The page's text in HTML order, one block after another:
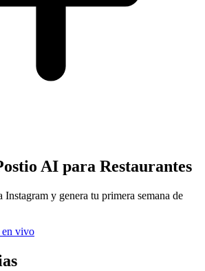
AI para Restaurantes
y genera tu primera semana de
en vivo